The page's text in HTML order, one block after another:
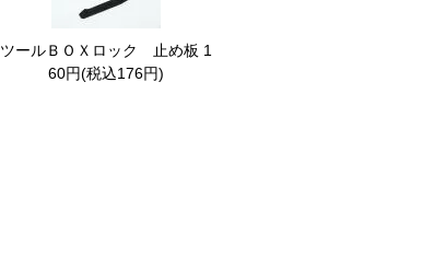
ツールＢＯＸロック 止め板 1
60円(税込176円)